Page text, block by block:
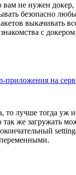
вам не нужен
безопасно
выкачивать
с
приложения на
лучше тогда уж
же загружать